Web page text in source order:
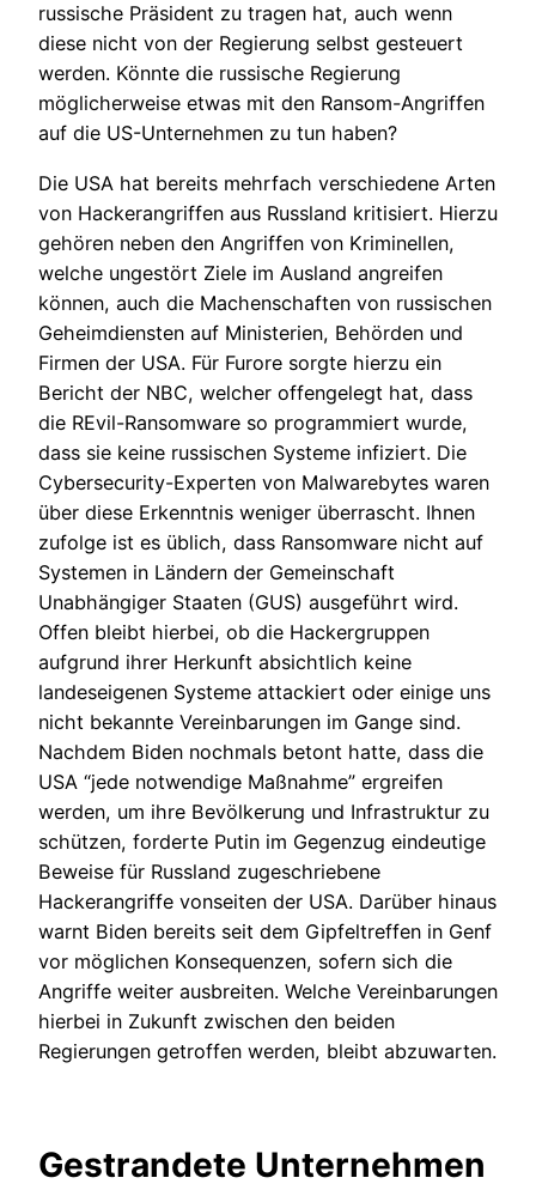
russische Präsident zu tragen hat, auch wenn
diese nicht von der Regierung selbst gesteuert
werden. Könnte die russische Regierung
möglicherweise etwas mit den Ransom-Angriffen
auf die US-Unternehmen zu tun haben?
Die USA hat bereits mehrfach verschiedene Arten
von Hackerangriffen aus Russland kritisiert. Hierzu
gehören neben den Angriffen von Kriminellen,
welche ungestört Ziele im Ausland angreifen
können, auch die Machenschaften von russischen
Geheimdiensten auf Ministerien, Behörden und
Firmen der USA. Für Furore sorgte hierzu ein
Bericht der NBC, welcher offengelegt hat, dass
die REvil-Ransomware so programmiert wurde,
dass sie keine russischen Systeme infiziert. Die
Cybersecurity-Experten von Malwarebytes waren
über diese Erkenntnis weniger überrascht. Ihnen
zufolge ist es üblich, dass Ransomware nicht auf
Systemen in Ländern der Gemeinschaft
Unabhängiger Staaten (GUS) ausgeführt wird.
Offen bleibt hierbei, ob die Hackergruppen
aufgrund ihrer Herkunft absichtlich keine
landeseigenen Systeme attackiert oder einige uns
nicht bekannte Vereinbarungen im Gange sind.
Nachdem Biden nochmals betont hatte, dass die
USA “jede notwendige Maßnahme” ergreifen
werden, um ihre Bevölkerung und Infrastruktur zu
schützen, forderte Putin im Gegenzug eindeutige
Beweise für Russland zugeschriebene
Hackerangriffe vonseiten der USA. Darüber hinaus
warnt Biden bereits seit dem Gipfeltreffen in Genf
vor möglichen Konsequenzen, sofern sich die
Angriffe weiter ausbreiten. Welche Vereinbarungen
hierbei in Zukunft zwischen den beiden
Regierungen getroffen werden, bleibt abzuwarten.
Gestrandete Unternehmen